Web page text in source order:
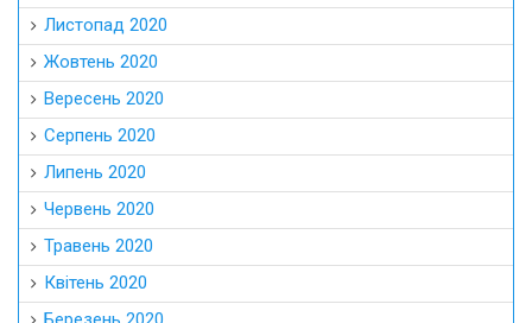
Листопад 2020
Жовтень 2020
Вересень 2020
Серпень 2020
Липень 2020
Червень 2020
Травень 2020
Квітень 2020